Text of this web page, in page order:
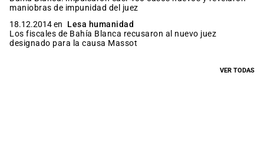
maniobras de impunidad del juez
18.12.2014 en
Lesa humanidad
Los fiscales de Bahía Blanca recusaron al nuevo juez
designado para la causa Massot
VER TODAS